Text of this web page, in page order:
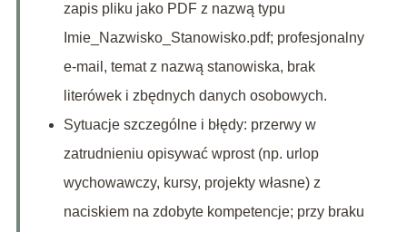
zapis pliku jako PDF z nazwą typu
Imie_Nazwisko_Stanowisko.pdf; profesjonalny
e‑mail, temat z nazwą stanowiska, brak
literówek i zbędnych danych osobowych.
Sytuacje szczególne i błędy: przerwy w
zatrudnieniu opisywać wprost (np. urlop
wychowawczy, kursy, projekty własne) z
naciskiem na zdobyte kompetencje; przy braku